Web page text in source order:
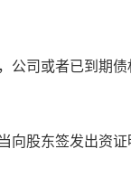
公司或者已到期
向股东签发出资